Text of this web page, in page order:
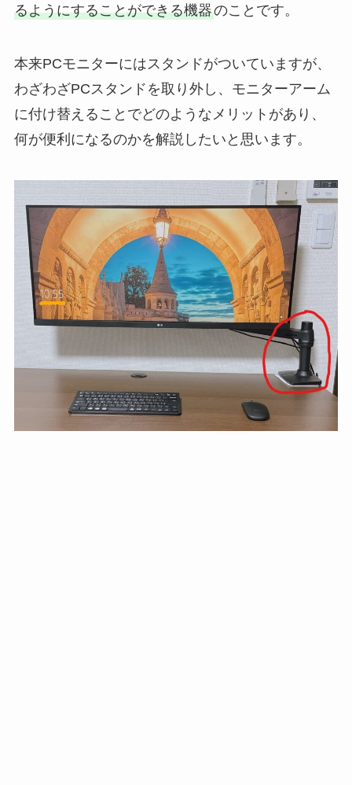
るようにすることができる機器のことです。
本来PCモニターにはスタンドがついていますが、
わざわざPCスタンドを取り外し、モニターアーム
に付け替えることでどのようなメリットがあり、
何が便利になるのかを解説したいと思います。